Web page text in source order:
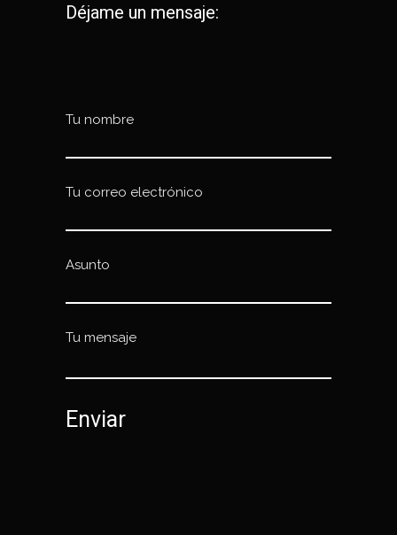
Déjame un mensaje:
Tu nombre
Tu correo electrónico
Asunto
Tu mensaje